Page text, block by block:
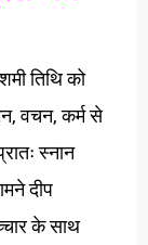
तिथि को
,वचन,कर्म से
स्नान
दीप
के साथ